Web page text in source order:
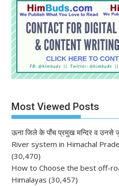
Most Viewed Posts
ऊना जिले के पाँच प्रमुख मन्दिर व उनसे
River system in Himachal
(30,470)
How to Choose the best off-
Himalayas (30,457)